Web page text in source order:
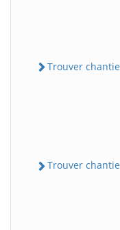
Trouver
Trouver